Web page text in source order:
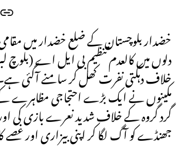
خضدار بلوچستان کے ضلع خضدار میں
دلوں میں کالعدم تنظیم بی ایل اے
خلاف دہکتی نفرت کھل کر سامنے آگئی
مکینوں نے ایک بڑے احتجاجی
گرد گروہ کے خلاف شدید نعرے بازی کی
جھنڈے کو آگ لگا کر اپنی بیزاری اور غصے